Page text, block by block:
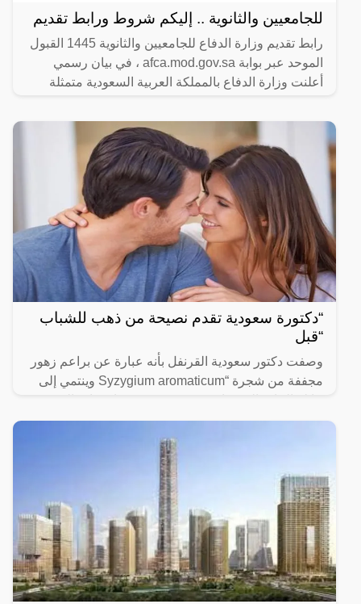
للجامعيين والثانوية .. إليكم شروط ورابط تقديم
رابط تقديم وزارة الدفاع للجامعيين والثانوية 1445 القبول
الموحد عبر بوابة afca.mod.gov.sa ، في بيان رسمي
أعلنت وزارة الدفاع بالمملكة العربية السعودية متمثلة
“دكتورة سعودية تقدم نصيحة من ذهب للشباب
“قبل
وصفت دكتور سعودية القرنفل بأنه عبارة عن براعم زهور
مجففة من شجرة “Syzygium aromaticum وينتمي إلى
ينمو في